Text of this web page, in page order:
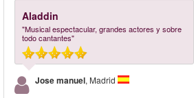
Aladdin
"Musical espectacular, grandes actores y sobre
todo cantantes"
Jose manuel, Madrid